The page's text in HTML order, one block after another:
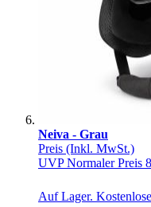
Neiva - Grau
Preis (Inkl. MwSt.)
UVPNormaler Preis
Auf Lager.